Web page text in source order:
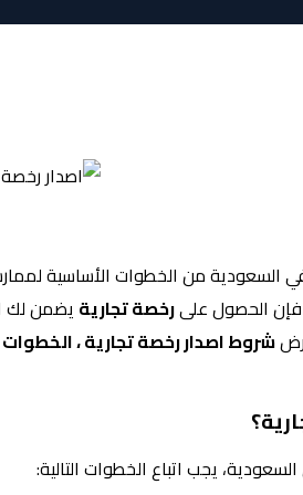
السعودية من الخطوات الأساسية
الحصول علىرخصة تجارية يضمن لك
شروط اصدار رخصة تجارية ،
يجب اتباع الخطوات التالية: